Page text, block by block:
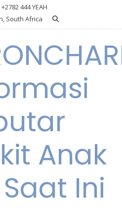
444 YEAH
South Africa
Anak
Ini